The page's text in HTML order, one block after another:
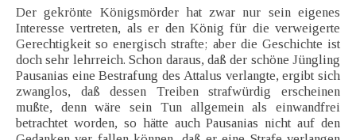
Der gekrönte Königsmörder hat zwar nur sein eigenes
Interesse vertreten, als er den König für die verweigerte
Gerechtigkeit so energisch strafte; aber die Geschichte ist
doch sehr lehrreich. Schon daraus, daß der schöne Jüngling
Pausanias eine Bestrafung des Attalus verlangte, ergibt sich
zwanglos, daß dessen Treiben strafwürdig erscheinen
mußte, denn wäre sein Tun allgemein als einwandfrei
betrachtet worden, so hätte auch Pausanias nicht auf den